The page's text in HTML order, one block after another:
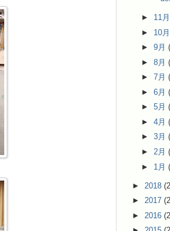
► 11
► 10
►9月
►8月
►7月
►6月
►5月
►4月
►3月
►2月
► 1月
► 2018
► 2017
► 2016